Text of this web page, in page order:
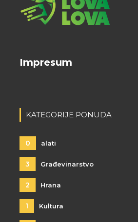
Impresum
KATEGORIJE PONUDA
0 alati
3 Građevinarstvo
2 Hrana
1 Kultura